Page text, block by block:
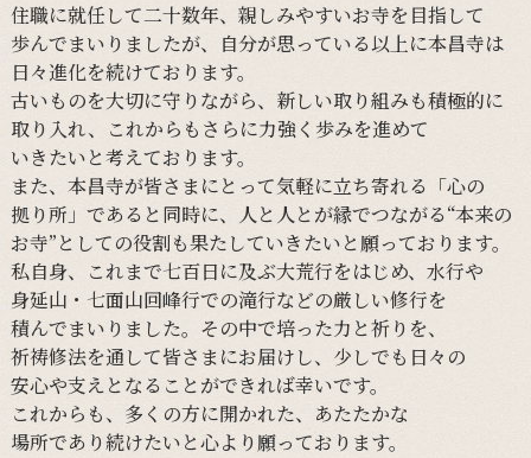
住職に就任して二十数年、 親しみやすいお寺を目指して
歩んでまいりましたが、 自分が思っている以上に本昌寺は
日々進化を続けております。
古いものを大切に守りながら、 新しい取り組みも積極的に
取り入れ、
これからも さらに力強く 歩みを進めて
いきたいと考えております。
また、 本昌寺が皆さまにとって気軽に立ち寄れる 「心の
拠り所」であると同時に、 人と 人とが縁でつながる“本来の
お寺”と しての役割も果たしていきたいと願っております。
私自身、
これまで七百日に及ぶ大荒行をはじめ、 水行や
身延山・ 七面山回峰行での滝行などの厳しい修行を
積んでまいりました。 その中で培った力と祈りを、
祈祷修法を通して皆さまにお届けし、 少しでも 日々の
安心や支えとなる ことができれば幸いです。
これからも、 多くの方に開かれた、 あたたかな
場所であり続けたいと心より願っております。